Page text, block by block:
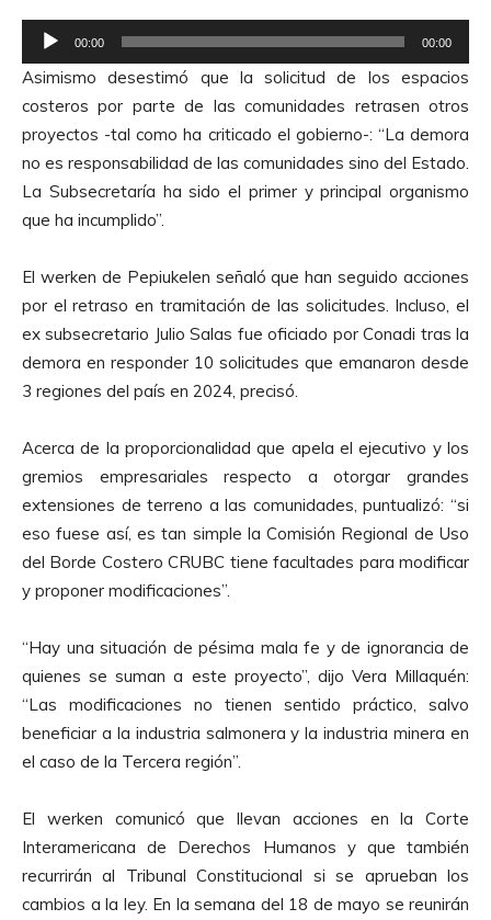
d
A
u
d
i
o
e
p
r
o
d
u
c
o
r
d
e
A
d
i
o
00:00 00:00
Asimismo desestimó que la solicitud de los espacios
costeros por parte de las comunidades retrasen otros
proyectos -tal como ha criticado el gobierno-: “La demora
no es responsabilidad de las comunidades sino del Estado.
La Subsecretaría ha sido el primer y principal organismo
que ha incumplido”.
El werken de Pepiukelen señaló que han seguido acciones
por el retraso en tramitación de las solicitudes. Incluso, el
ex subsecretario Julio Salas fue oficiado por Conadi tras la
demora en responder 10 solicitudes que emanaron desde
3 regiones del país en 2024, precisó.
Acerca de la proporcionalidad que apela el ejecutivo y los
gremios empresariales respecto a otorgar grandes
extensiones de terreno a las comunidades, puntualizó: “si
eso fuese así, es tan simple la Comisión Regional de Uso
del Borde Costero CRUBC tiene facultades para modificar
y proponer modificaciones”.
“Hay una situación de pésima mala fe y de ignorancia de
quienes se suman a este proyecto”, dijo Vera Millaquén:
“Las modificaciones no tienen sentido práctico, salvo
beneficiar a la industria salmonera y la industria minera en
el caso de la Tercera región”.
El werken comunicó que llevan acciones en la Corte
Interamericana de Derechos Humanos y que también
recurrirán al Tribunal Constitucional si se aprueban los
cambios a la ley. En la semana del 18 de mayo se reunirán